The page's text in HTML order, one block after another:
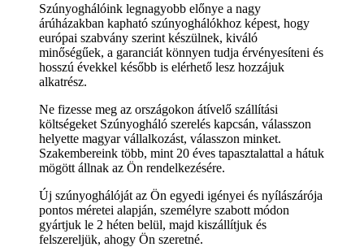
Szúnyoghálóink legnagyobb előnye a nagy
árúházakban kapható szúnyoghálókhoz képest, hogy
európai szabvány szerint készülnek, kiváló
minőségűek, a garanciát könnyen tudja érvényesíteni és
hosszú évekkel később is elérhető lesz hozzájuk
alkatrész.
Ne fizesse meg az országokon átívelő szállítási
költségeket Szúnyogháló szerelés kapcsán, válasszon
helyette magyar vállalkozást, válasszon minket.
Szakembereink több, mint 20 éves tapasztalattal a hátuk
mögött állnak az Ön rendelkezésére.
Új szúnyoghálóját az Ön egyedi igényei és nyílászárója
pontos méretei alapján, személyre szabott módon
gyártjuk le 2 héten belül, majd kiszállítjuk és
felszereljük, ahogy Ön szeretné.